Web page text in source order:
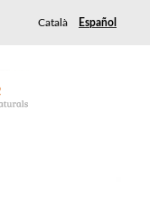
Català Español